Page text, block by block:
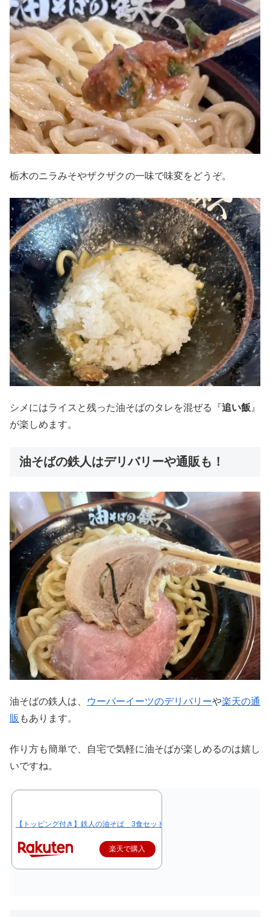
栃木のニラみそやザクザクの一味で味変をどうぞ。
シメにはライスと残った油そばのタレを混ぜる『追い飯』
が楽しめます。
油そばの鉄人はデリバリーや通販も！
油そばの鉄人は、 ウーバーイーツのデリバリーや楽天の通
販 もあります。
作り方も簡単で、自宅で気軽に油そばが楽しめるのは嬉し
いですね。
【トッピング付き】鉄人の油そば 3食セット(生麺180g×3／豚バラ焼豚1枚
楽天で購入